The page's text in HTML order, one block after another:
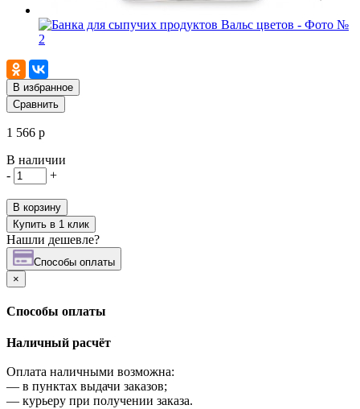
В избранное
Сравнить
1 566 р
В наличии
-
+
В корзину
Купить в 1 клик
Нашли дешевле?
Cпособы оплаты
×
Cпособы оплаты
Наличный расчёт
Оплата наличными возможна:
— в пунктах выдачи заказов;
— курьеру при получении заказа.